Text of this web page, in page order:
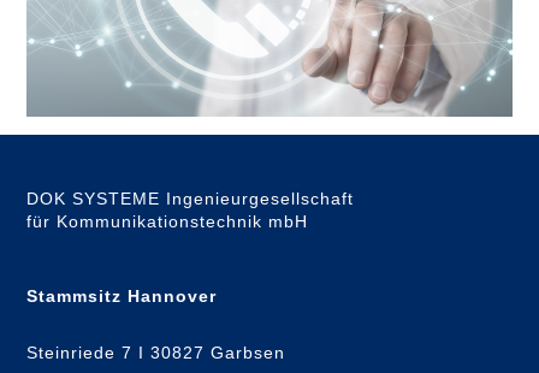
DOK SYSTEME Ingenieurgesellschaft
für Kommunikationstechnik mbH
Stammsitz Hannover
Steinriede 7 I 30827 Garbsen